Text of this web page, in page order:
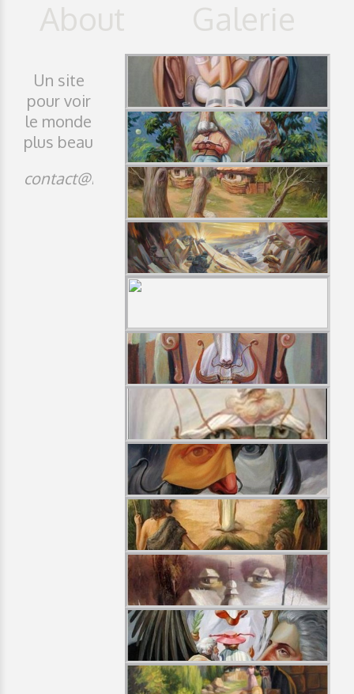
Un site
pour voir
le monde
plus beau
contact@idji.org